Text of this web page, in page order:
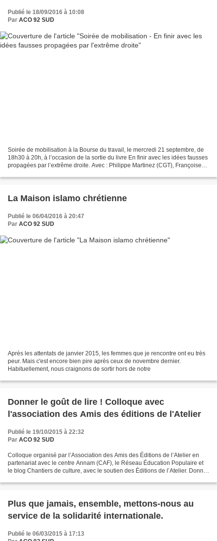
Publié le 18/09/2016 à 10:08
Par ACO 92 SUD
Soirée de mobilisation à la Bourse du travail, le mercredi 21 septembre, de
18h30 à 20h, à l’occasion de la sortie du livre En finir avec les idées fausses
propagées par l’extrême droite. Avec : Philippe Martinez (CGT), Françoise
La Maison islamo chrétienne
Publié le 06/04/2016 à 20:47
Par ACO 92 SUD
Après les attentats de janvier 2015, les femmes que je rencontre ont eu très
peur. Mais c'est encore bien pire après ceux de novembre dernier.
Habituellement, nous craignons de sortir hors de notre
Donner le goût de lire ! Colloque avec
l'association des Amis des éditions de l'Atelier
Publié le 19/10/2015 à 22:32
Par ACO 92 SUD
Colloque organisé par l’Association des Amis des Éditions de l’Atelier en
partenariat avec le centre Annam (CAF), le Réseau Éducation Populaire et
le blog Chantiers de culture, avec le soutien des Éditions de l’Atelier. Donner
Plus que jamais, ensemble, mettons-nous au
service de la solidarité internationale.
Publié le 06/03/2015 à 17:13